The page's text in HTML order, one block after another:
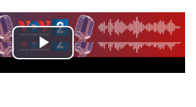
Play